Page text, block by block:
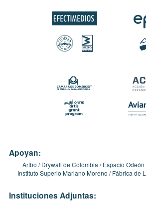
Apoyan:
Artbo Drywall de Colombia Espacio Odeón
Instituto Superio Mariano Moreno
Fábrica de
Instituciones Adjuntas: